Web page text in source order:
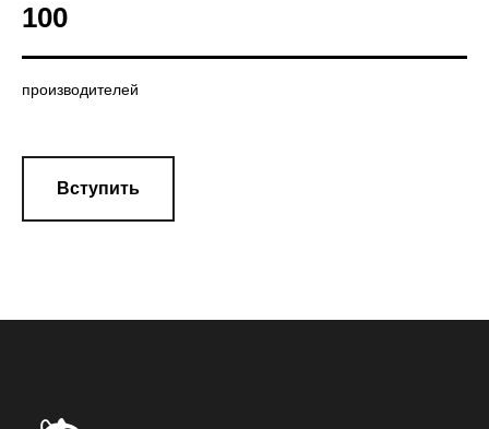
100
производителей
Вступить